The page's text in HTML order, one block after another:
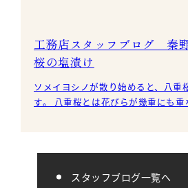
工務店スタッフブログ 秦
桜の塩漬け
ソメイヨシノが散り始めると、八重
す。 八重桜とは花びらが幾重にも
スタッフブログ一覧へ